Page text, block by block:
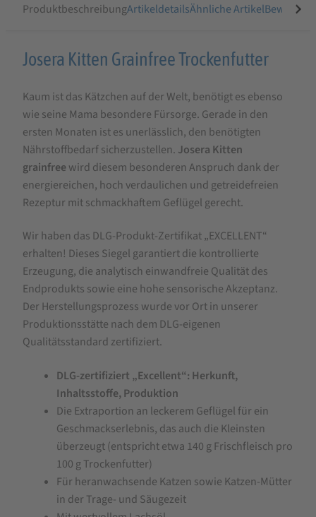
ProduktbeschreibungArtikeldetailsÄhnliche Artikel
Produktbeschreibung
Josera
Kitten
Grainfree
Trockenfutter
Josera Kitten Grainfree Trockenfutter
Kaum ist das Kätzchen auf der Welt, benötigt es ebenso
wie seine Mama besondere Fürsorge. Gerade in den
ersten Monaten ist es unerlässlich, den benötigten
Nährstoffbedarf sicherzustellen. Josera Kitten
grainfree wird diesem besonderen Anspruch dank der
energiereichen, hoch verdaulichen und getreidefreien
Rezeptur mit schmackhaftem Geflügel gerecht.
Wir haben das DLG-Produkt-Zertifikat „EXCELLENT“
erhalten! Dieses Siegel garantiert die kontrollierte
Erzeugung, die analytisch einwandfreie Qualität des
Endprodukts sowie eine hohe sensorische Akzeptanz.
Der Herstellungsprozess wurde vor Ort in unserer
Produktionsstätte nach dem DLG-eigenen
Qualitätsstandard zertifiziert.
DLG-zertifiziert „Excellent“: Herkunft,
Inhaltsstoffe, Produktion
Die Extraportion an leckerem Geflügel für ein
Geschmackserlebnis, das auch die Kleinsten
überzeugt (entspricht etwa 140 g Frischfleisch pro
100 g Trockenfutter)
Für heranwachsende Katzen sowie Katzen-Mütter
in der Trage- und Säugezeit